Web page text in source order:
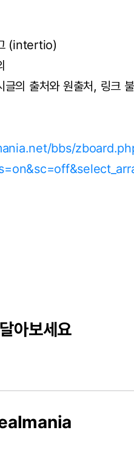
(intertio)
글의 출처와 원출처, 링크
bbs/
아보세요